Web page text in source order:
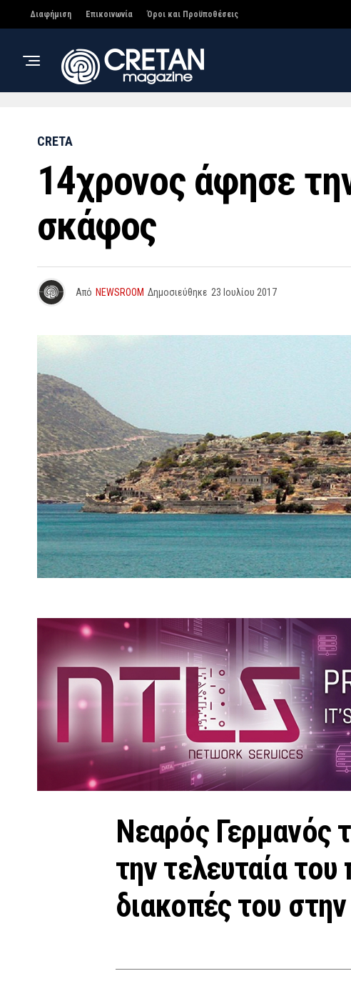
Διαφήμιση Επικοινωνία Όροι και Προϋποθέσεις
CRETA
14χρονος άφησε
σκάφος
Από NEWSROOM Δημοσιεύθηκε 23 Ιουλίου 2017
Νεαρός Γερμανός
την τελευταία του
διακοπές του